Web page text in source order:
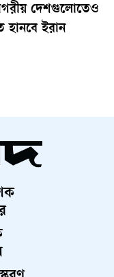
দেশগুলোতেও
ইরান